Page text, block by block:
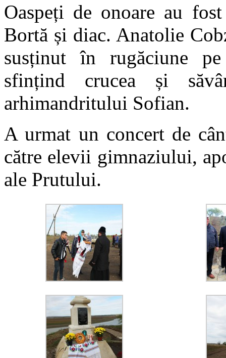
Oaspeți de onoare au
Bortă și diac. Anatolie
susținut în rugăciune
sfințind crucea și
arhimandritului Sofian.
A urmat un concert de
către elevii gimnaziului,
ale Prutului.